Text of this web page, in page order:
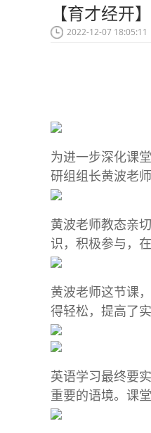
【育才经开
2022-12-07 18:05:11
为进一步深化课
研组组长黄波老
黄波老师教态亲
识，积极参与，
黄波老师这节课
得轻松，提高了实
英语学习最终要
重要的语境。课